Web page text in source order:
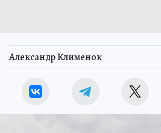
Александр Клименок